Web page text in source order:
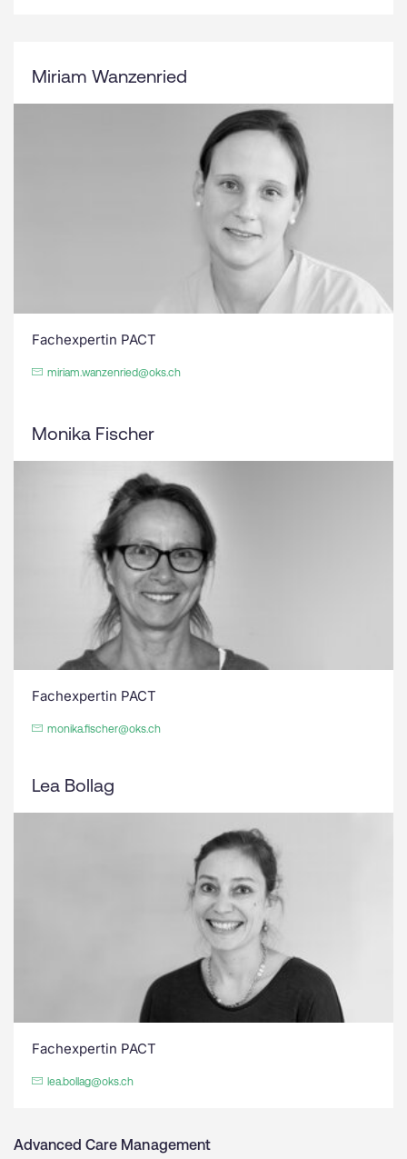
Miriam Wanzenried
Fachexpertin PACT
miriam.wanzenried@oks.ch
Monika Fischer
Fachexpertin PACT
monika.fischer@oks.ch
Lea Bollag
Fachexpertin PACT
lea.bollag@oks.ch
Advanced Care Management